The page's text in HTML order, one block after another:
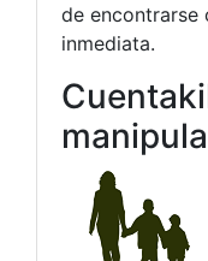
de encontrarse
inmediata.